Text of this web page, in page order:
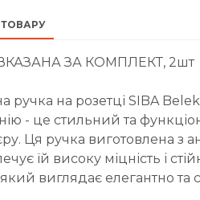
ЗА КОМПЛЕКТ, 2шт
ручка на розетці SIBA
- це стильний та
Ця ручка виготовлена з
їй високу міцність і
який виглядає елегантно та